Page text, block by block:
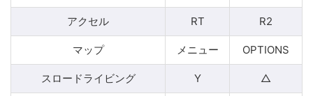
アクセル RT R2
マップ メニュー OPTIONS
スロードライビング Y △